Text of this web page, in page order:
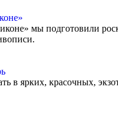
мы подготовили
в ярких, красочных,